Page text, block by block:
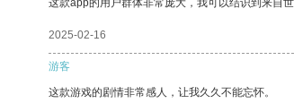
这款app的用户群体非常庞大，我可以结识到来自世
2025-02-16
游客
这款游戏的剧情非常感人，让我久久不能忘怀。